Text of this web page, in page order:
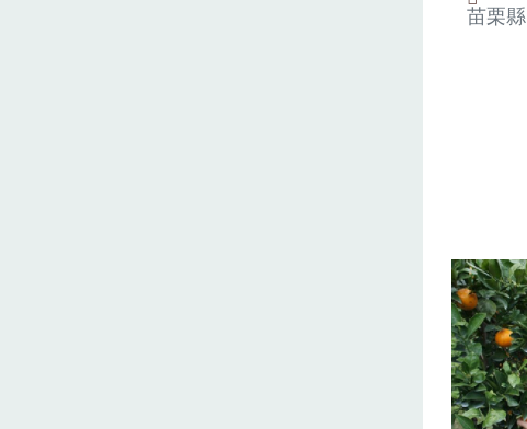
苗栗縣